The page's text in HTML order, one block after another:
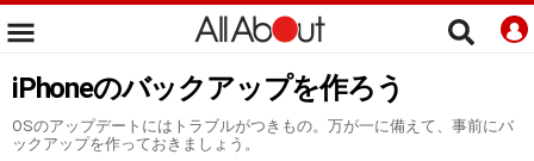
iPhoneのバックアップを作ろう
OSのアップデートにはトラブルがつきもの。万が一に備えて、事前にバ
ックアップを作っておきましょう。